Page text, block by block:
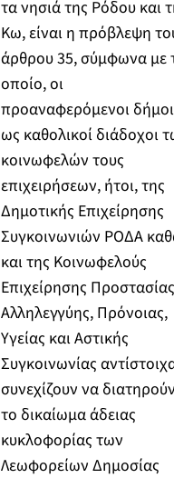
τα νησιά της Ρόδου και
Κω, είναι η πρόβλεψη
άρθρου 35, σύμφωνα με
οποίο, οι
προαναφερόμενοι
ως καθολικοί διάδοχοι
κοινωφελών τους
επιχειρήσεων, ήτοι, της
Δημοτικής Επιχείρησης
Συγκοινωνιών ΡΟΔΑ
και της Κοινωφελούς
Επιχείρησης Προστασίας
Αλληλεγγύης, Πρόνοιας,
Υγείας και Αστικής
Συγκοινωνίας
συνεχίζουν να διατηρούν
το δικαίωμα άδειας
κυκλοφορίας των
Λεωφορείων Δημοσίας